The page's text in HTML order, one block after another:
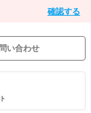
確認する
い合わせ